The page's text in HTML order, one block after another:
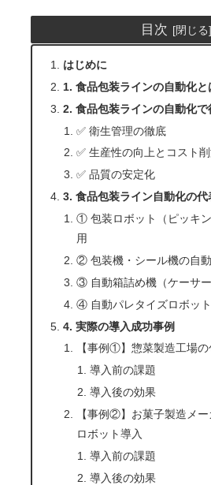
目次
はじめに
1. 食品包装ラインの自動化と
2. 食品包装ラインの自動化で
✅ 衛生管理の徹底
✅ 生産性の向上とコスト
✅ 品質の安定化
3. 食品包装ライン自動化の代
① 包装ロボット（ピッキ
用
② 包装機・シール機の自
③ 自動箱詰め機（ケーサ
④ 自動パレタイズロボッ
4. 実際の導入成功事例
【事例①】惣菜製造工場
導入前の課題
導入後の効果
【事例②】お菓子製造メ
ロボット導入
導入前の課題
導入後の効果